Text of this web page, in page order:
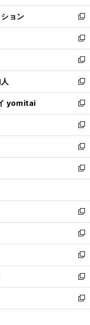
開
く
ウ
で
開
く
ン
ド
ウ
で
開
く
ウ
ィ
ン
ド
ウ
で
開
く
ョン
新
し
い
ウ
ィ
ン
ド
ウ
で
開
く
新
し
い
ウ
ィ
ン
ド
ウ
で
開
く
新
し
い
ウ
ィ
ン
ド
ウ
で
開
く
新
し
い
ウ
ィ
ン
ド
ウ
で
開
yomitai
新
し
い
ウ
ィ
ン
ド
ウ
開
く
新
し
い
ウ
ィ
ン
ウ
で
開
く
新
し
い
ウ
ン
ド
ウ
で
開
く
新
し
ウ
ィ
ン
ド
ウ
で
開
く
新
し
い
ウ
ィ
ン
ド
ウ
で
開
新
し
い
ウ
ィ
ン
ド
ウ
新
し
い
ウ
ィ
ン
新
し
い
ウ
新
し